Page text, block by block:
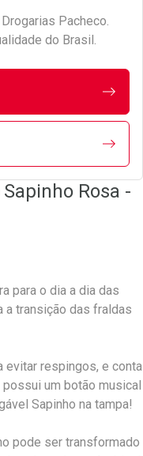
Pacheco.
do Brasil.
Rosa -
para o dia a dia das
a transição das fraldas
evitar respingos, e conta
um botão musical
Sapinho na tampa!
pode ser transformado